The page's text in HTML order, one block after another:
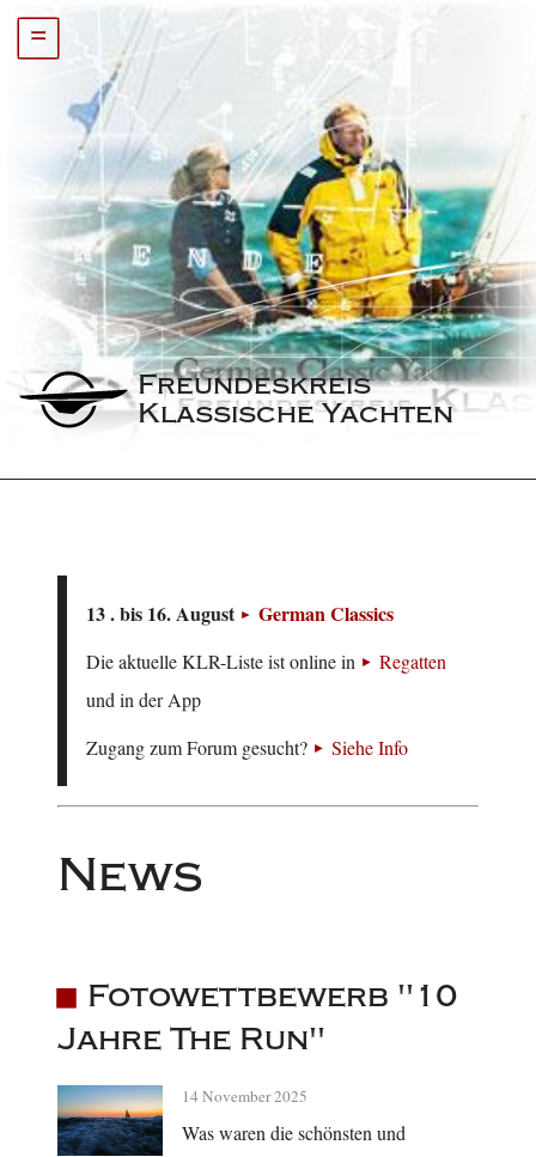
=
Freundeskreis
Klassische Yachten
13 . bis 16. August German Classics
Die aktuelle KLR-Liste ist online in
Regatten
und in der App
Zugang zum Forum gesucht?
Siehe Info
News
Fotowettbewerb "10
Jahre The Run"
14 November 2025
Was waren die schönsten und